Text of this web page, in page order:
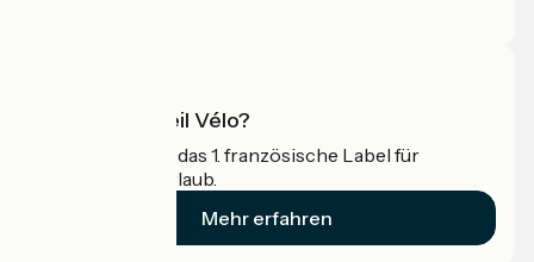
Was ist Accueil Vélo?
Accueil Vélo ist das 1. französische Label für
Radfahrer im Urlaub.
Mehr erfahren